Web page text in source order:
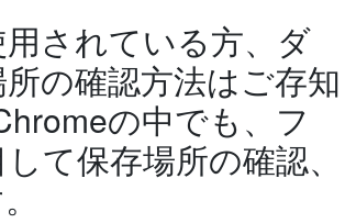
されている方、ダ
の確認方法はご存知
の中でも、フ
て保存場所の確認、